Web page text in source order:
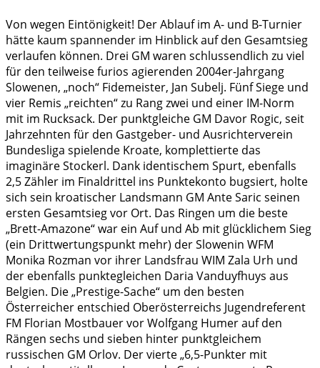
Von wegen Eintönigkeit! Der Ablauf im A- und B-Turnier
hätte kaum spannender im Hinblick auf den Gesamtsieg
verlaufen können. Drei GM waren schlussendlich zu viel
für den teilweise furios agierenden 2004er-Jahrgang
Slowenen, „noch“ Fidemeister, Jan Subelj. Fünf Siege und
vier Remis „reichten“ zu Rang zwei und einer IM-Norm
mit im Rucksack. Der punktgleiche GM Davor Rogic, seit
Jahrzehnten für den Gastgeber- und Ausrichterverein
Bundesliga spielende Kroate, komplettierte das
imaginäre Stockerl. Dank identischem Spurt, ebenfalls
2,5 Zähler im Finaldrittel ins Punktekonto bugsiert, holte
sich sein kroatischer Landsmann GM Ante Saric seinen
ersten Gesamtsieg vor Ort. Das Ringen um die beste
„Brett-Amazone“ war ein Auf und Ab mit glücklichem Sieg
(ein Drittwertungspunkt mehr) der Slowenin WFM
Monika Rozman vor ihrer Landsfrau WIM Zala Urh und
der ebenfalls punktegleichen Daria Vanduyfhuys aus
Belgien. Die „Prestige-Sache“ um den besten
Österreicher entschied Oberösterreichs Jugendreferent
FM Florian Mostbauer vor Wolfgang Humer auf den
Rängen sechs und sieben hinter punktgleichem
russischen GM Orlov. Der vierte „6,5-Punkter mit